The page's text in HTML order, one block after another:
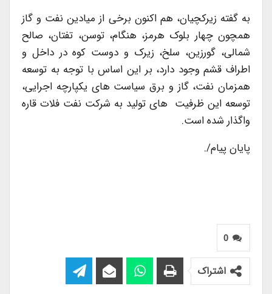
به گفته زیرکچیان، هم اکنون برخی از میادین نفت و گاز
همچون چهار بلوک هرمز، هنگام، توسن، تفتان، صالح
شمالی، گورزین، سلخ، زیرک و دوست کوه در داخل و
اطراف قشم وجود دارد، بر این اساس با توجه به توسعه
همزمان نفت، گاز و برق سیاست های یکپارچه اجرایی،
توسعه این ظرفیت های تولید به شرکت نفت فلات قاره
واگذار شده است.
پایان پیام/.
0
اشتراک